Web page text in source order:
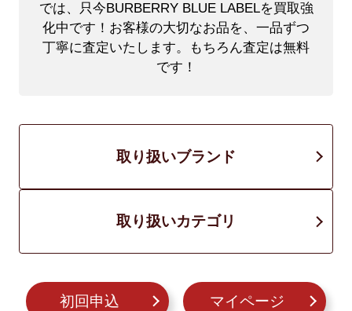
では、只今BURBERRY BLUE LABELを買取強
化中です！ お客様の大切なお品を、一品ずつ
丁寧に査定いたします。もちろん査定は無料
です！
取り扱いブランド
取り扱いカテゴリ
初回申込 マイページ